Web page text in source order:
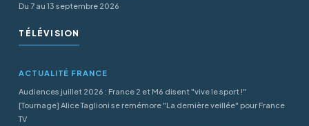
Du 7 au 13 septembre 2026
TÉLÉVISION
ACTUALITÉ FRANCE
Audiences juillet 2026 : France 2 et M6 disent "vive le sport !"
[Tournage] Alice Taglioni se remémore "La dernière veillée" pour France
TV